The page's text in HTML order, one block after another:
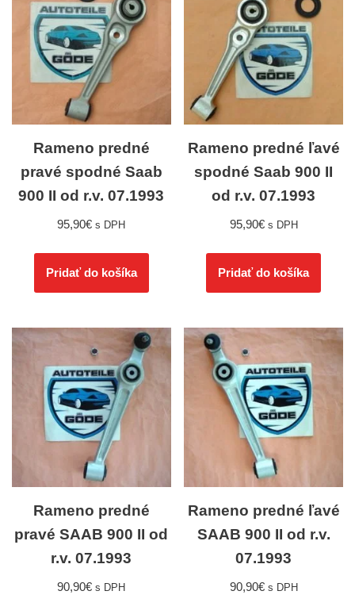
Rameno predné
pravé spodné Saab
900 II od r.v. 07.1993
95,90€ s DPH
Pridať do košíka
Rameno predné ľavé
spodné Saab 900 II
od r.v. 07.1993
95,90€ s DPH
Pridať do košíka
Rameno predné
pravé SAAB 900 II od
r.v. 07.1993
90,90€ s DPH
Rameno predné ľavé
SAAB 900 II od r.v.
07.1993
90,90€ s DPH